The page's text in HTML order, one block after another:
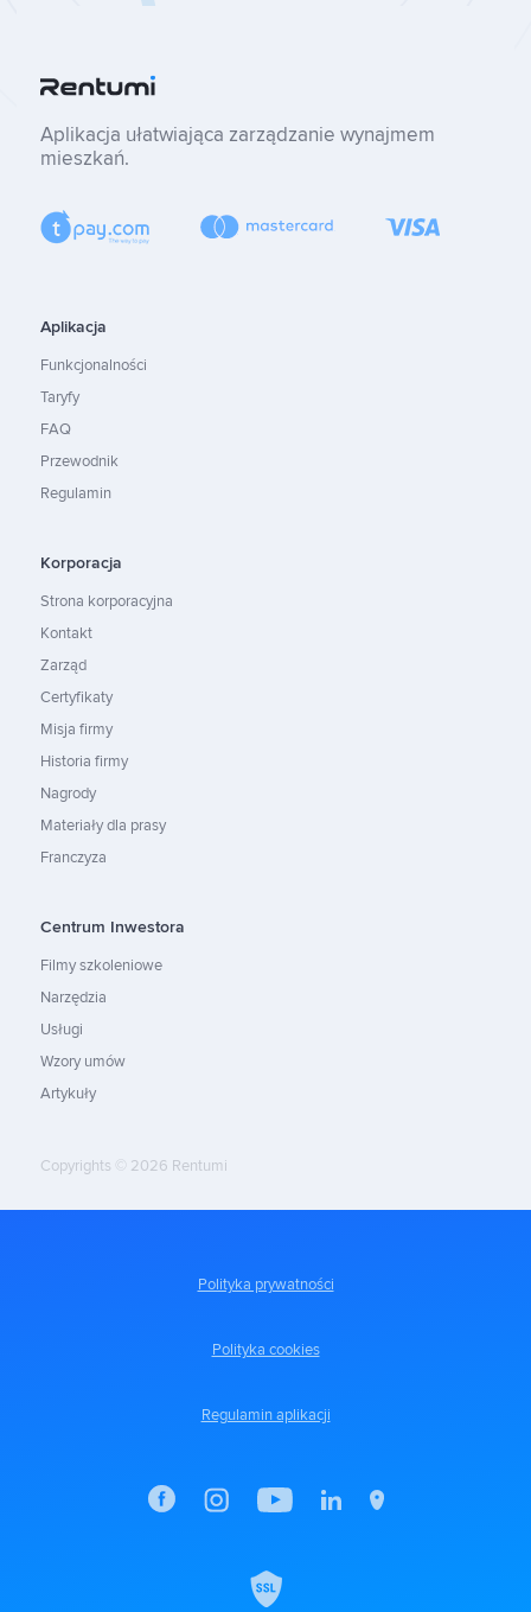
Aplikacja ułatwiająca zarządzanie wynajmem
mieszkań.
Aplikacja
Funkcjonalności
Taryfy
FAQ
Przewodnik
Regulamin
Korporacja
Strona korporacyjna
Kontakt
Zarząd
Certyfikaty
Misja firmy
Historia firmy
Nagrody
Materiały dla prasy
Franczyza
Centrum Inwestora
Filmy szkoleniowe
Narzędzia
Usługi
Wzory umów
Artykuły
Copyrights © 2026 Rentumi
Polityka prywatności
Polityka cookies
Regulamin aplikacji